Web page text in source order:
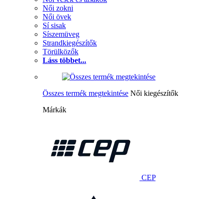
Női zokni
Női övek
Sí sisak
Síszemüveg
Strandkiegészítők
Törülközők
Láss többet...
Összes termék megtekintése Női kiegészítők
Márkák
CEP